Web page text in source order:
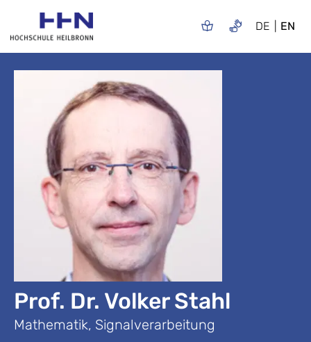
DE EN
Prof. Dr. Volker Stahl
Mathematik, Signalverarbeitung